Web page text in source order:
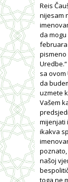
Reis
nijesam
da
februara
pismeno
sa ovom
da
uzmete
Vašem
mijenjati
ikakva
našoj
toga ne